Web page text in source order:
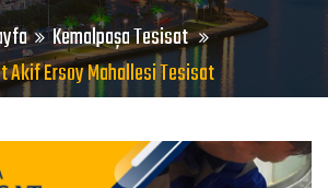
Kemalpaşa Tesisat
Akif Ersoy Mahallesi Tesisat